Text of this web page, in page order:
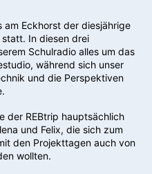
am Eckhorst der diesjährige
statt. In diesen drei
Schulradio alles um das
während sich unser
und die Perspektiven
der REBtrip hauptsächlich
und Felix, die sich zum
den Projekttagen auch von
wollten.